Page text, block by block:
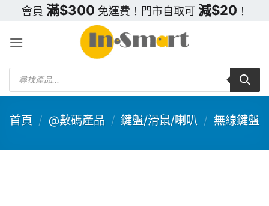
content
會員 滿$300 免運費！門市自取可 減$20 ！
Products
search
首頁 / @數碼產品 / 鍵盤/滑鼠/喇叭 / 無線鍵盤